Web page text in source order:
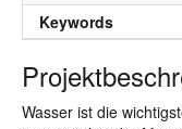
Keywords
Wasser ist die